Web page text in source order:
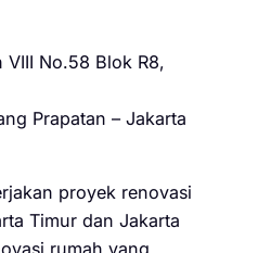
No.58 Blok R8,
Prapatan – Jakarta
proyek renovasi
Timur dan Jakarta
rumah yang